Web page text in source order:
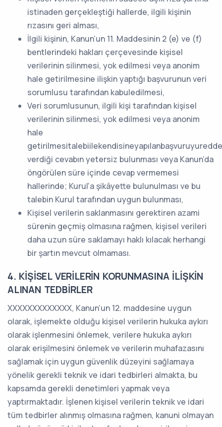
istinaden gerçekleştiği hallerde, ilgili kişinin
rızasını geri alması,
İlgili kişinin, Kanun’un 11. Maddesinin 2 (e) ve (f)
bentlerindeki hakları çerçevesinde kişisel
verilerinin silinmesi, yok edilmesi veya anonim
hale getirilmesine ilişkin yaptığı başvurunun veri
sorumlusu tarafından kabuledilmesi,
Veri sorumlusunun, ilgili kişi tarafından kişisel
verilerinin silinmesi, yok edilmesi veya anonim
hale
verdiği cevabın yetersiz bulunması veya Kanun’da
öngörülen süre içinde cevap vermemesi
hallerinde; Kurul’a şikâyette bulunulması ve bu
talebin Kurul tarafından uygun bulunması,
Kişisel verilerin saklanmasını gerektiren azami
sürenin geçmiş olmasına rağmen, kişisel verileri
daha uzun süre saklamayı haklı kılacak herhangi
bir şartın mevcut olmaması.
4. KİŞİSEL VERİLERİN KORUNMASINA İLİŞKİN
ALINAN TEDBİRLER
XXXXXXXXXXXXX, Kanun’un 12. maddesine uygun
olarak, işlemekte olduğu kişisel verilerin hukuka aykırı
olarak işlenmesini önlemek, verilere hukuka aykırı
olarak erişilmesini önlemek ve verilerin muhafazasını
sağlamak için uygun güvenlik düzeyini sağlamaya
yönelik gerekli teknik ve idari tedbirleri almakta, bu
kapsamda gerekli denetimleri yapmak veya
yaptırmaktadır. İşlenen kişisel verilerin teknik ve idari
tüm tedbirler alınmış olmasına rağmen, kanuni olmayan